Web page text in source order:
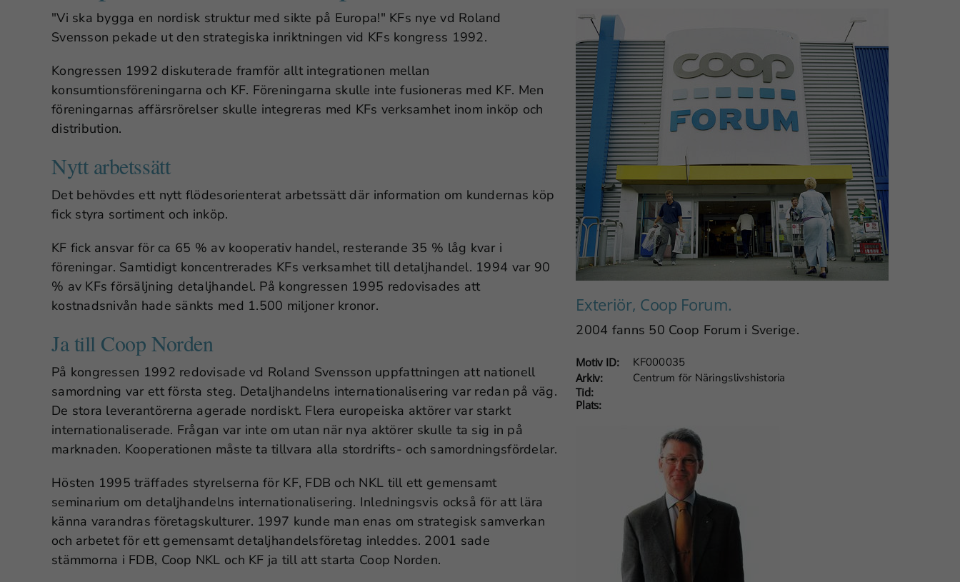
Vi ska bygga en nordisk struktur med sikte på Europa!
KFs nye vd Roland
Svensson pekade ut den strategiska inriktningen vid KFs kongress 1992.
Kongressen 1992 diskuterade framför allt integrationen mellan
konsumtionsföreningarna och KF. Föreningarna skulle inte fusioneras med KF. Men
föreningarnas affärsrörelser skulle integreras med KFs verksamhet inom inköp och
distribution.
Nytt arbetssätt
Det behövdes ett nytt flödesorienterat arbetssätt där information om kundernas köp
fick styra sortiment och inköp.
KF fick ansvar för ca 65 % av kooperativ handel, resterande 35 % låg kvar i
föreningar. Samtidigt koncentrerades KFs verksamhet till detaljhandel. 1994 var 90
% av KFs försäljning detaljhandel. På kongressen 1995 redovisades att
kostnadsnivån hade sänkts med 1.500 miljoner kronor.
Ja till Coop Norden
På kongressen 1992 redovisade vd Roland Svensson uppfattningen att nationell
samordning var ett första steg. Detaljhandelns internationalisering var redan på väg.
De stora leverantörerna agerade nordiskt. Flera europeiska aktörer var starkt
internationaliserade. Frågan var inte om utan när nya aktörer skulle ta sig in på
marknaden. Kooperationen måste ta tillvara alla stordrifts- och samordningsfördelar.
Hösten 1995 träffades styrelserna för KF, FDB och NKL till ett gemensamt
seminarium om detaljhandelns internationalisering. Inledningsvis också för att lära
känna varandras företagskulturer. 1997 kunde man enas om strategisk samverkan
och arbetet för ett gemensamt detaljhandelsföretag inleddes. 2001 sade
stämmorna i FDB, Coop NKL och KF ja till att starta Coop Norden.
Exteriör, Coop Forum.
2004 fanns 50 Coop Forum i Sverige.
Motiv ID:
KF000035
Arkiv:
Centrum för Näringslivshistoria
Tid:
Plats: